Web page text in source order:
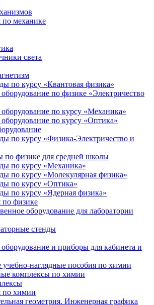
по механике
света
по курсу «Квантовая физика»
по физике «Электричество
по курсу «Механика»
по курсу «Оптика»
по курсу «Физика-Электричество и
по физике для средней школы
по курсу «Механика»
по курсу «Молекулярная физика»
по курсу «Оптика»
по курсу «Ядерная физика»
по физике
оборудование для лаборатории
стенды
и приборы для кабинета и
наглядные пособия по химии
комплексы по химии
по химии
геометрия. Инженерная графика